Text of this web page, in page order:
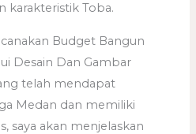
karakteristik Toba.
Budget Bangun
Desain Dan Gambar
telah mendapat
Medan dan memiliki
saya akan menjelaskan